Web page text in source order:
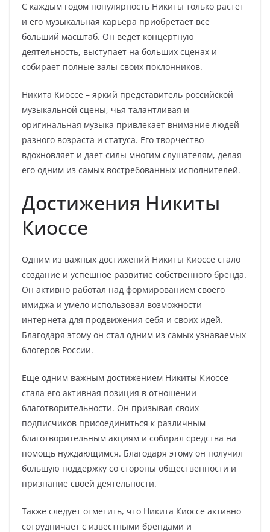
С каждым годом популярность Никиты только растет
и его музыкальная карьера приобретает все
больший масштаб. Он ведет концертную
деятельность, выступает на больших сценах и
собирает полные залы своих поклонников.
Никита Киоссе – яркий представитель российской
музыкальной сцены, чья талантливая и
оригинальная музыка привлекает внимание людей
разного возраста и статуса. Его творчество
вдохновляет и дает силы многим слушателям, делая
его одним из самых востребованных исполнителей.
Достижения Никиты
Киоссе
Одним из важных достижений Никиты Киоссе стало
создание и успешное развитие собственного бренда.
Он активно работал над формированием своего
имиджа и умело использовал возможности
интернета для продвижения себя и своих идей.
Благодаря этому он стал одним из самых узнаваемых
блогеров России.
Еще одним важным достижением Никиты Киоссе
стала его активная позиция в отношении
благотворительности. Он призывал своих
подписчиков присоединиться к различным
благотворительным акциям и собирал средства на
помощь нуждающимся. Благодаря этому он получил
большую поддержку со стороны общественности и
признание своей деятельности.
Также следует отметить, что Никита Киоссе активно
сотрудничает с известными брендами и